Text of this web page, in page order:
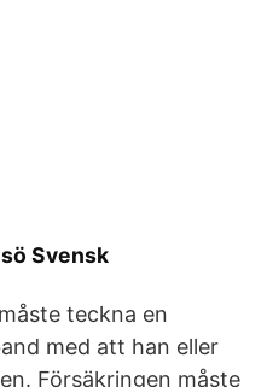
Svensk
teckna en
med att han eller
Försäkringen måste